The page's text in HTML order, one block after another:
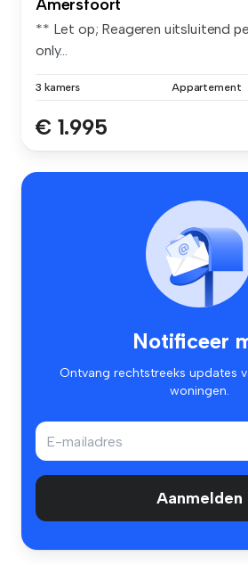
Amersfoort
** Let op; Reageren uitsluitend
only...
3 kamers Appartement
€ 1.995
Notificeer
Ontvang rechtstreeks updates
woningen.
Aanmelden